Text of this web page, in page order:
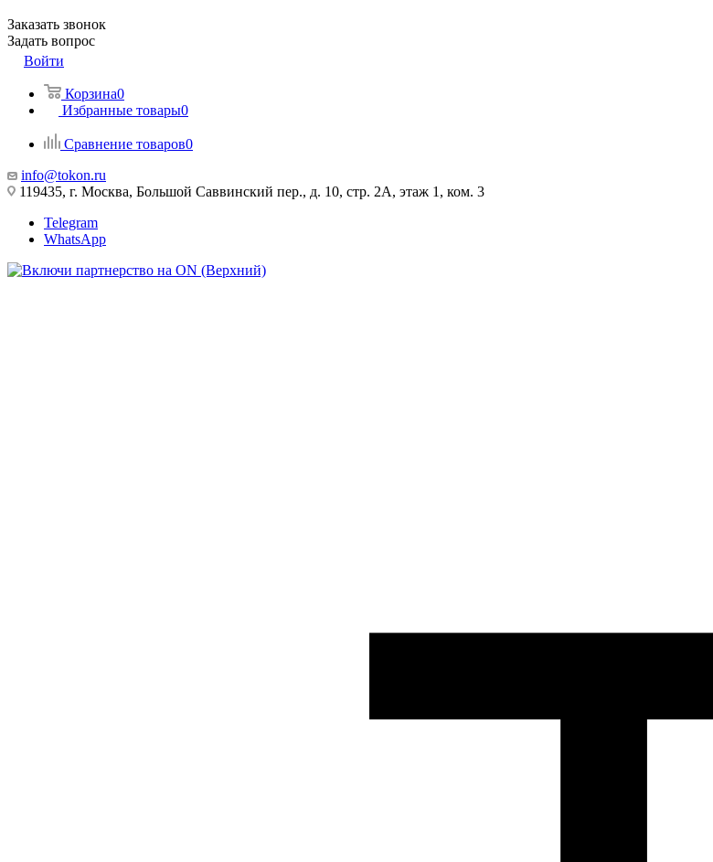
Заказать звонок
Задать вопрос
Войти
Корзина0
Избранные товары0
Сравнение товаров0
info@tokon.ru
119435, г. Москва, Большой Саввинский пер., д. 10, стр. 2А, этаж 1, ком. 3
Telegram
WhatsApp